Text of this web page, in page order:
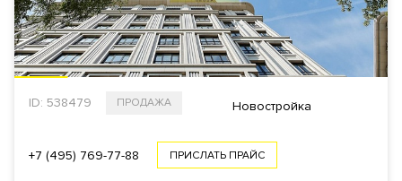
ID: 538479 ПРОДАЖА Новостройка
+7 (495) 769-77-88 ПРИСЛАТЬ ПРАЙС